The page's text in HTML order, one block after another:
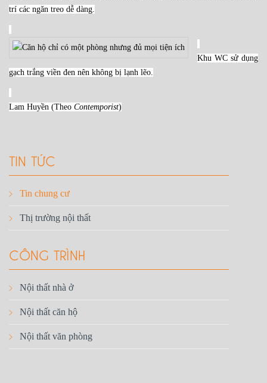
trí các ngăn treo dễ dàng.
Khu WC sử dụng
gạch trắng viền đen nên không bị lạnh lẽo.
Lam Huyền (Theo Contemporist)
TIN TỨC
Tin chung cư
Thị trường nội thất
CÔNG TRÌNH
Nội thất nhà ở
Nội thất căn hộ
Nội thất văn phòng